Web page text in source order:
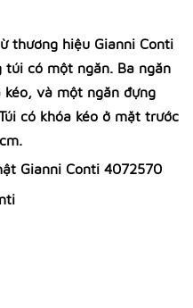
thương hiệu Gianni Conti
túi có một ngăn. Ba ngăn
và một ngăn đựng
có khóa kéo ở mặt trước
Gianni Conti 4072570